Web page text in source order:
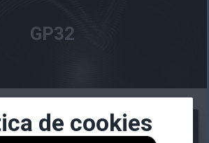
GP32
de cookies